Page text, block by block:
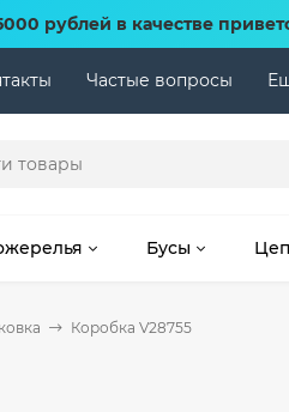
рублей в качестве
Частые вопросы
Бусы
Коробка V28755